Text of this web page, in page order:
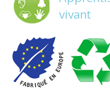
vivant